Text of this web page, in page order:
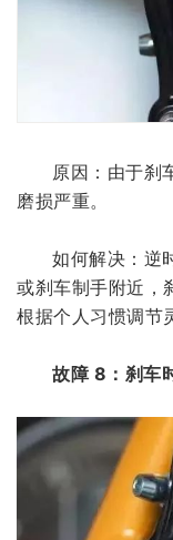
原因：由于刹
磨损严重。
如何解决：逆
或刹车制手附近，
根据个人习惯调节
故障 8：刹车